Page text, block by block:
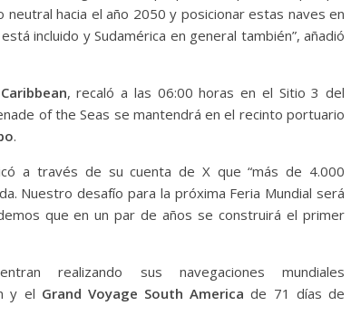
hacia el año 2050 y posicionar estas naves en
incluido y Sudamérica en general también”, añadió
, recaló a las 06:00 horas en el Sitio 3 del
of the Seas se mantendrá en el recinto portuario
.
a través de su cuenta de X que “más de 4.000
Nuestro desafío para la próxima Feria Mundial será
que en un par de años se construirá el primer
realizando sus navegaciones mundiales
y el Grand Voyage South America de 71 días de